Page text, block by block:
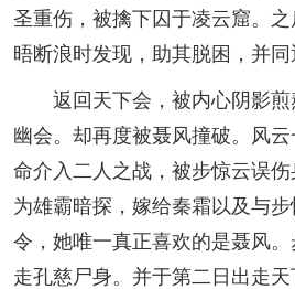
圣重伤，被擒下囚于凌云窟。
晤断浪时发现，助其脱困，并同
返回天下会，被内心阴影煎
幽会。却再度被聂风撞破。风
命介入二人之战，被步惊云误
为雄霸暗探，嫁给秦霜以及与
令，她唯一真正喜欢的是聂风
走孔慈尸身。并于第二日出走